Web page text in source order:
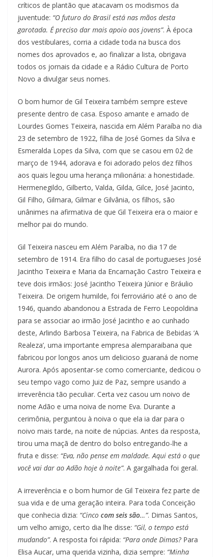
críticos de plantão que atacavam os modismos da
juventude: “O futuro do Brasil está nas mãos desta
garotada. É preciso dar mais apoio aos jovens”. À época
dos vestibulares, corria a cidade toda na busca dos
nomes dos aprovados e, ao finalizar a lista, obrigava
todos os jornais da cidade e a Rádio Cultura de Porto
Novo a divulgar seus nomes.
O bom humor de Gil Teixeira também sempre esteve
presente dentro de casa. Esposo amante e amado de
Lourdes Gomes Teixeira, nascida em Além Paraíba no dia
23 de setembro de 1922, filha de José Gomes da Silva e
Esmeralda Lopes da Silva, com que se casou em 02 de
março de 1944, adorava e foi adorado pelos dez filhos
aos quais legou uma herança milionária: a honestidade.
Hermenegildo, Gilberto, Valda, Gilda, Gilce, José Jacinto,
Gil Filho, Gilmara, Gilmar e Gilvânia, os filhos, são
unânimes na afirmativa de que Gil Teixeira era o maior e
melhor pai do mundo.
Gil Teixeira nasceu em Além Paraíba, no dia 17 de
setembro de 1914. Era filho do casal de portugueses José
Jacintho Teixeira e Maria da Encarnação Castro Teixeira e
teve dois irmãos: José Jacintho Teixeira Júnior e Bráulio
Teixeira. De origem humilde, foi ferroviário até o ano de
1946, quando abandonou a Estrada de Ferro Leopoldina
para se associar ao irmão José Jacintho e ao cunhado
deste, Arlindo Barbosa Teixeira, na Fabrica de Bebidas ‘A
Realeza’, uma importante empresa alemparaibana que
fabricou por longos anos um delicioso guaraná de nome
Aurora. Após aposentar-se como comerciante, dedicou o
seu tempo vago como Juiz de Paz, sempre usando a
irreverência tão peculiar. Certa vez casou um noivo de
nome Adão e uma noiva de nome Eva. Durante a
cerimônia, perguntou à noiva o que ela ia dar para o
noivo mais tarde, na noite de núpcias. Antes da resposta,
tirou uma maçã de dentro do bolso entregando-lhe a
fruta e disse: “Eva, não pense em maldade. Aqui está o que
você vai dar ao Adão hoje à noite”. A gargalhada foi geral.
A irreverência e o bom humor de Gil Teixeira fez parte de
sua vida e de uma geração inteira. Para toda Conceição
que conhecia dizia: “Cinco com seis são…”. Dimas Santos,
um velho amigo, certo dia lhe disse: “Gil, o tempo está
mudando”. A resposta foi rápida: “Para onde Dimas?Para
Elisa Aucar, uma querida vizinha, dizia sempre: “Minha